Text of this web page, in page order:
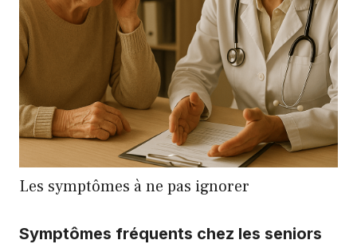
Les symptômes à ne pas ignorer
Symptômes fréquents chez les seniors